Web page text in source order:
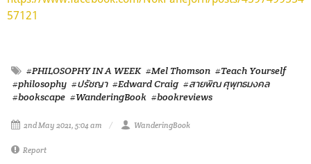
57121
#PHILOSOPHY IN A WEEK #Mel Thomson #Teach Yourself
#philosophy #ปรัชญา #Edward Craig #สายพิณ ศุพุทธมงคล
#bookscape #WanderingBook #bookreviews
2nd May 2021, 5:04 am WanderingBook
Report